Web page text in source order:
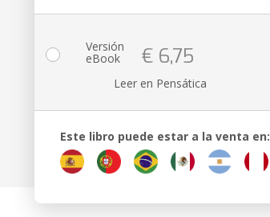
Versión
eBook € 6,75
Leer en Pensática
Este libro puede estar a la venta en: